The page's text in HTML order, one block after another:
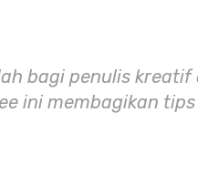
bagi penulis kreatif
ini membagikan